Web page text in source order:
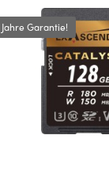
Garantie!